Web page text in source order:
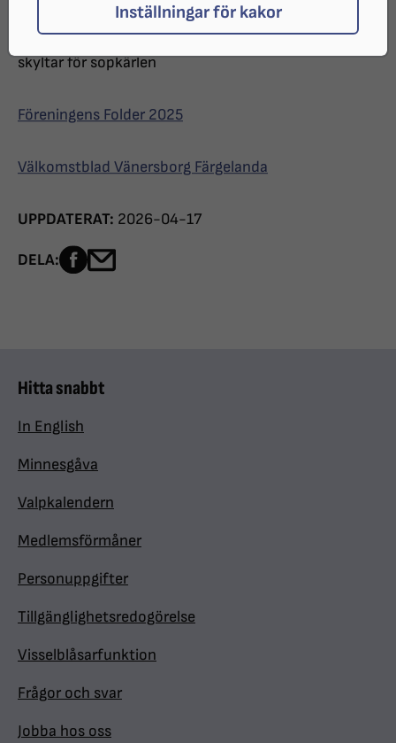
Inställningar för kakor
Sedan 2026 har föreningen plockat fram taktila
skyltar för sopkärlen
Föreningens Folder 2025
Välkomstblad Vänersborg Färgelanda
UPPDATERAT: 2026-04-17
DELA: Dela sidan på Facebook
Hitta snabbt
In English
Minnesgåva
Valpkalendern
Medlemsförmåner
Personuppgifter
Tillgänglighetsredogörelse
Visselblåsarfunktion
Frågor och svar
Jobba hos oss